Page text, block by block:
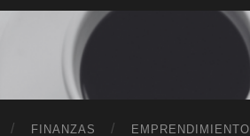
FINANZAS EMPRENDIMIENTO